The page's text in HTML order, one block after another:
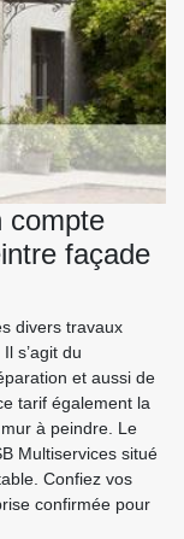
compte
façade
divers travaux
s’agit du
et aussi de
tarif également la
à peindre. Le
Multiservices situé
Confiez vos
confirmée pour